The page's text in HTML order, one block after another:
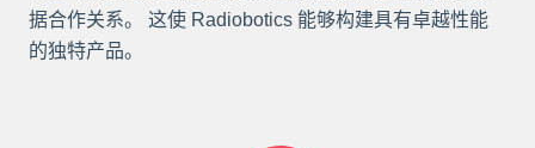
据合作关系。 这使 Radiobotics 能够构建具有卓越性能
的独特产品。